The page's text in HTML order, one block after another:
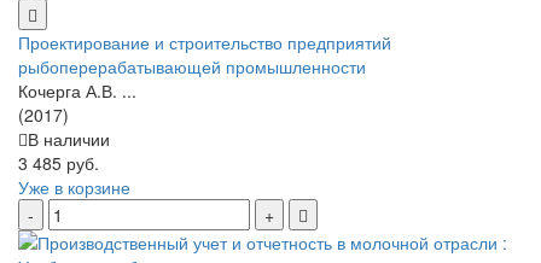
Проектирование и строительство предприятий
рыбоперерабатывающей промышленности
Кочерга А.В. ...
(2017)
В наличии
3 485 руб.
Уже в корзине